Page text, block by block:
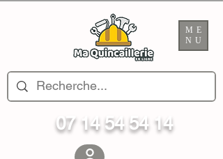
ME
NU
07 14 54 54 14